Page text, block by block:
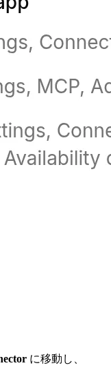
に移動し、